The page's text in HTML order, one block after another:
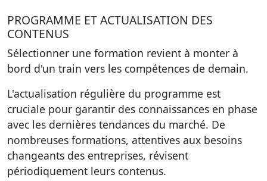
PROGRAMME ET ACTUALISATION DES
CONTENUS
Sélectionner une formation revient à monter à
bord d'un train vers les compétences de demain.
L'actualisation régulière du programme est
cruciale pour garantir des connaissances en phase
avec les dernières tendances du marché. De
nombreuses formations, attentives aux besoins
changeants des entreprises, révisent
périodiquement leurs contenus.